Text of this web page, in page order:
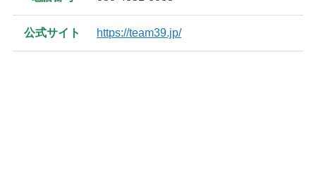
公式サイト https://team39.jp/